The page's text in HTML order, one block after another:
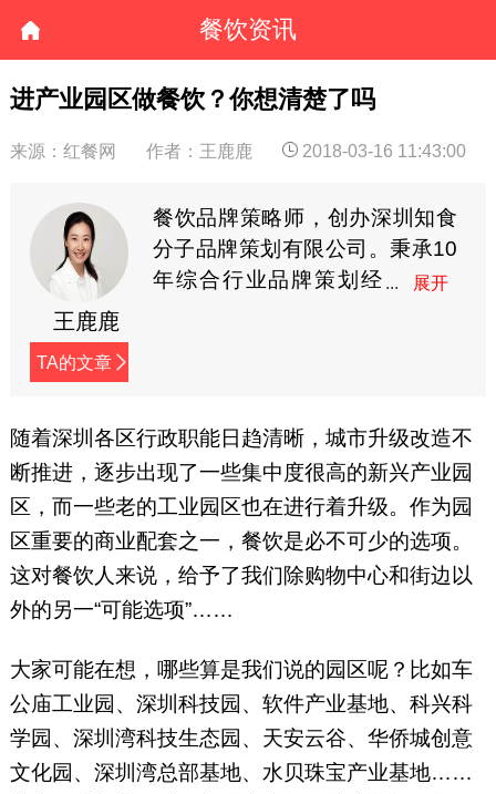
餐饮资讯
进产业园区做餐饮？你想清楚了吗
来源：红餐网 作者：王鹿鹿 2018-03-16 11:43:00
王鹿鹿
TA的文章
餐饮品牌策略师，创办深圳知食
分子品牌策划有限公司。秉承10
年综合行业品牌策划经
白话（canyindabaihua）。
随着深圳各区行政职能日趋清晰，城市升级改造不
断推进，逐步出现了一些集中度很高的新兴产业园
区，而一些老的工业园区也在进行着升级。作为园
区重要的商业配套之一，餐饮是必不可少的选项。
这对餐饮人来说，给予了我们除购物中心和街边以
外的另一“可能选项”……
大家可能在想，哪些算是我们说的园区呢？比如车
公庙工业园、深圳科技园、软件产业基地、科兴科
学园、深圳湾科技生态园、天安云谷、华侨城创意
文化园、深圳湾总部基地、水贝珠宝产业基地……